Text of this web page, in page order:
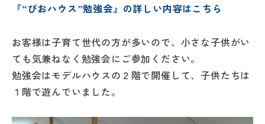
『“びおハウス”勉強会』の詳しい内容はこちら
お客様は子育て世代の方が多いので、小さな子供がい
ても気兼ねなく勉強会にご参加ください。
勉強会はモデルハウスの２階で開催して、子供たちは
１階で遊んでいました。